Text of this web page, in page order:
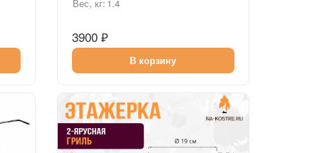
Вес, кг: 1.4
3900 ₽
В корзину